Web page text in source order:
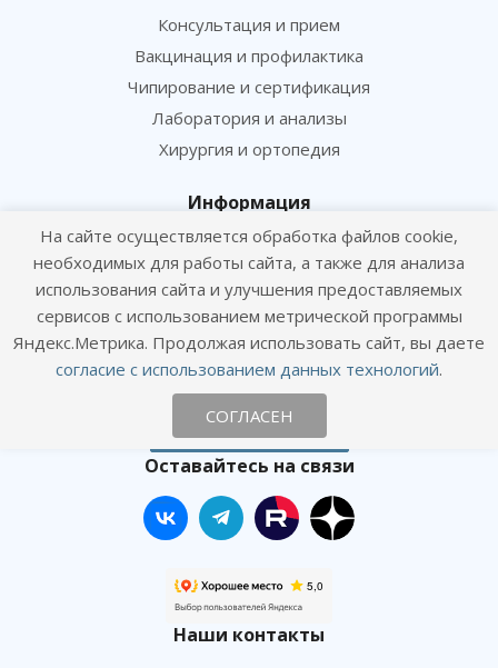
Консультация и прием
Вакцинация и профилактика
Чипирование и сертификация
Лаборатория и анализы
Хирургия и ортопедия
Информация
Цены
Статьи
Политика конфиденциальности
Согласие посетителя сайта на обработку персональных данных
Согласие на получение рекламных рассылок
Онлайн консультация
Оставайтесь на связи
Наши контакты
На сайте осуществляется обработка файлов cookie,
необходимых для работы сайта, а также для анализа
использования сайта и улучшения предоставляемых
сервисов с использованием метрической программы
Яндекс.Метрика. Продолжая использовать сайт, вы даете
согласие с использованием данных технологий.
СОГЛАСЕН